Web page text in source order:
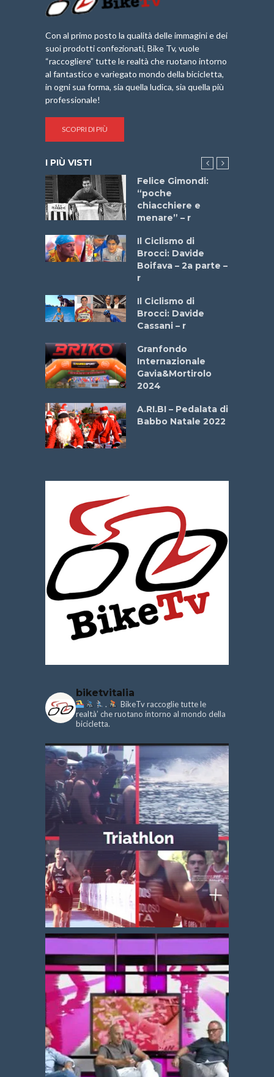
Con al primo posto la qualità delle immagini e dei
suoi prodotti confezionati, Bike Tv, vuole
“raccogliere” tutte le realtà che ruotano intorno
al fantastico e variegato mondo della bicicletta,
in ogni sua forma, sia quella ludica, sia quella più
professionale!
SCOPRI DI PIÙ
I PIÙ VISTI
Felice Gimondi:
“poche
chiacchiere e
menare” – r
Il Ciclismo di
Brocci: Davide
Boifava – 2a parte –
r
Il Ciclismo di
Brocci: Davide
Cassani – r
Granfondo
Internazionale
Gavia&Mortirolo
2024
A.RI.BI – Pedalata di
Babbo Natale 2022
biketvitalia
.
BikeTv raccoglie tutte le
realtà’ che ruotano intorno al mondo della
bicicletta.